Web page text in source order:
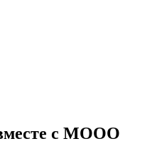
с МООО